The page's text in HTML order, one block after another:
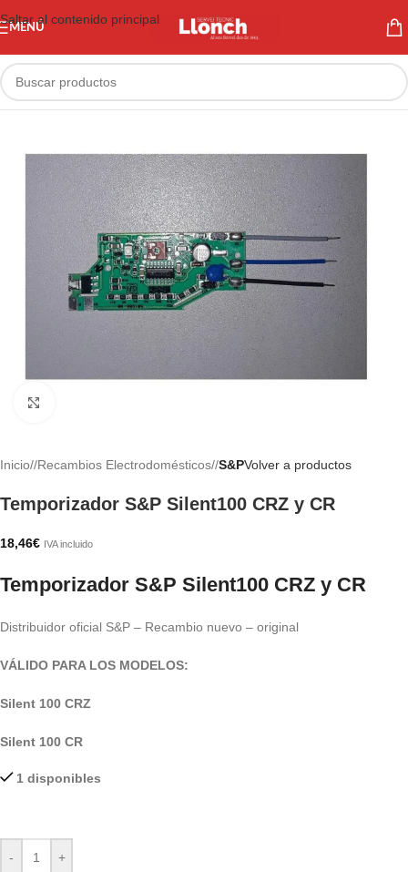
Saltar al contenido principal
MENÚ
Inicio/ Recambios Electrodomésticos/ S&PVolver a productos
Temporizador S&P Silent100 CRZ y CR
18,46€ IVA incluido
Temporizador S&P Silent100 CRZ y CR
Distribuidor oficial S&P – Recambio nuevo – original
VÁLIDO PARA LOS MODELOS:
Silent 100 CRZ
Silent 100 CR
1 disponibles
- +